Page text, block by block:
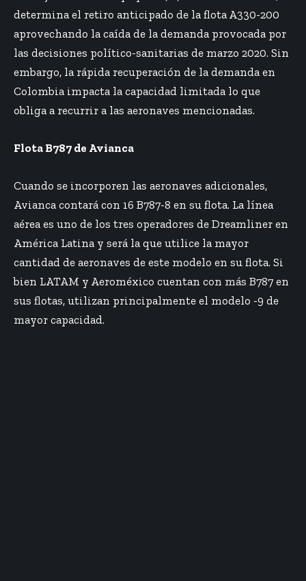
determina el retiro anticipado de la flota A330-200
aprovechando la caída de la demanda provocada por
las decisiones político-sanitarias de marzo 2020. Sin
embargo, la rápida recuperación de la demanda en
Colombia impacta la capacidad limitada lo que
obliga a recurrir a las aeronaves mencionadas.
Flota B787 de Avianca
Cuando se incorporen las aeronaves adicionales,
Avianca contará con 16 B787-8 en su flota. La línea
aérea es uno de los tres operadores de Dreamliner en
América Latina y será la que utilice la mayor
cantidad de aeronaves de este modelo en su flota. Si
bien LATAM y Aeroméxico cuentan con más B787 en
sus flotas, utilizan principalmente el modelo -9 de
mayor capacidad.